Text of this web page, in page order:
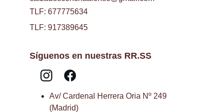
Síguenos en nuestras RR.SS
TLF: 677775634
TLF: 917389645
Av/ Cardenal Herrera Oria Nº 249
(Madrid)